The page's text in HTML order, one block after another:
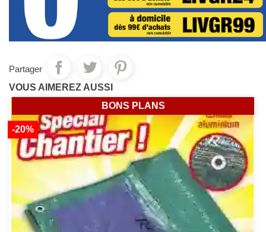
Partager
VOUS AIMEREZ AUSSI
-20%
BONS PLANS